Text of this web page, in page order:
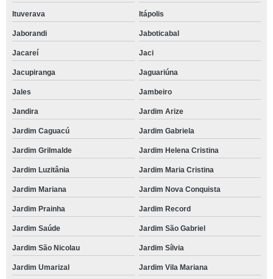
Ituverava Itápolis
Jaborandi Jaboticabal
Jacareí Jaci
Jacupiranga Jaguariúna
Jales Jambeiro
Jandira Jardim Arize
Jardim Caguacú Jardim Gabriela
Jardim Grilmalde Jardim Helena Cristina
Jardim Luzitânia Jardim Maria Cristina
Jardim Mariana Jardim Nova Conquista
Jardim Prainha Jardim Record
Jardim Saúde Jardim São Gabriel
Jardim São Nicolau Jardim Sílvia
Jardim Umarizal Jardim Vila Mariana